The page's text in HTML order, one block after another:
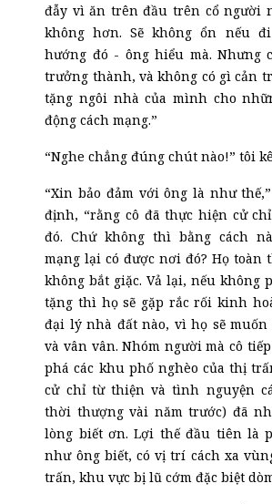
đẫy vì ăn trên đầu trên cổ người
không hơn. Sẽ không ổn nếu
hướng đó - ông hiểu mà. Nhưng
trưởng thành, và không có gì cản
tặng ngôi nhà của mình cho
động cách mạng.”
“Nghe chẳng đúng chút nào!” tôi
“Xin bảo đảm với ông là như
định, “rằng cô đã thực hiện cử
đó. Chứ không thì bằng cách
mạng lại có được nơi đó? Họ toàn
không bắt giặc. Vả lại, nếu không
tặng thì họ sẽ gặp rắc rối kinh
đại lý nhà đất nào, vì họ sẽ
và vân vân. Nhóm người mà cô
phá các khu phố nghèo của thị
cử chỉ từ thiện và tình nguyện
thời thượng vài năm trước) đã
lòng biết ơn. Lợi thế đầu tiên là
như ông biết, có vị trí cách xa
trấn, khu vực bị lũ cớm đặc biệt